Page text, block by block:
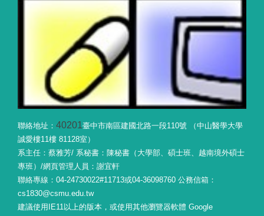
聯絡地址： 40201臺中市南區建國北路一段110號 （中山醫學大學
誠愛樓11樓 81128室）
系主任：蔡雅芳/ 系秘書：陳秘書（大學部、碩士班、越南境外碩士
專班）/網頁管理人員：謝宜軒
聯絡專線：04-24730022#11713或04-36098760 公務信箱：
cs1830@csmu.edu.tw
建議使用IE11以上的版本，或使用其他瀏覽器軟體 Google